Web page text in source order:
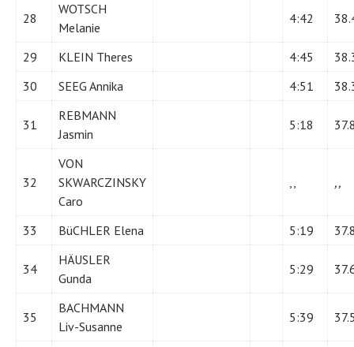
28
WOTSCH
Melanie
4:42
29 KLEIN Theres 4:45
30
SEEG Annika 4:51
31
REBMANN
Jasmin
5:18
32
VON
SKWARCZINSKY
Caro
,, ,,
33 BüCHLER Elena 5:19
34
HÄUSLER
Gunda
5:29
35
BACHMANN
Liv-Susanne
5:39